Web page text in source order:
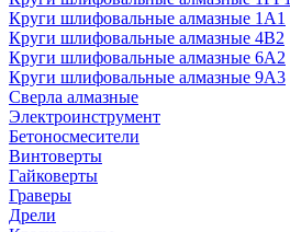
Круги шлифовальные алмазные 1А1
Круги шлифовальные алмазные 4В2
Круги шлифовальные алмазные 6A2
Круги шлифовальные алмазные 9А3
Сверла алмазные
Электроинструмент
Бетоносмесители
Винтоверты
Гайковерты
Граверы
Дрели